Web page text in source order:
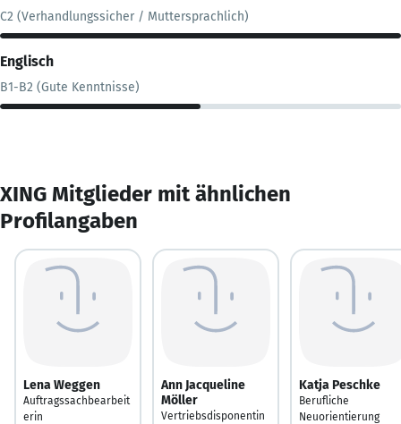
C2 (Verhandlungssicher / Muttersprachlich)
Englisch
B1-B2 (Gute Kenntnisse)
XING Mitglieder mit ähnlichen
Profilangaben
Lena Weggen
Auftragssachbearbeit
erin
Ann Jacqueline
Möller
Vertriebsdisponentin
Katja Peschke
Berufliche
Neuorientierung